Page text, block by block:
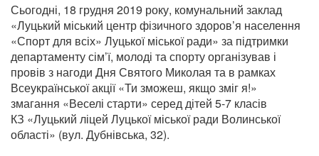
Сьогодні, 18 грудня 2019 року, комунальний заклад
«Луцький міський центр фізичного здоров’я населення
«Спорт для всіх» Луцької міської ради» за підтримки
департаменту сім’ї, молоді та спорту організував і
провів з нагоди Дня Святого Миколая та в рамках
Всеукраїнської акції «Ти зможеш, якщо зміг я!»
змагання «Веселі старти» серед дітей 5-7 класів
КЗ «Луцький ліцей Луцької міської ради Волинської
області» (вул. Дубнівська, 32).